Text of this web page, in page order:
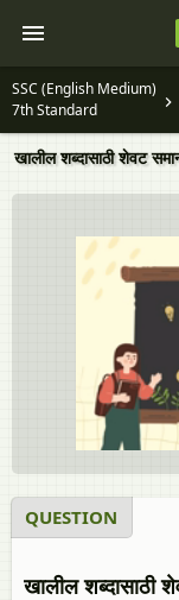
SSC (English Medium)
7th Standard
खालील शब्दासाठी शेवट
QUESTION
खालील शब्दासाठी